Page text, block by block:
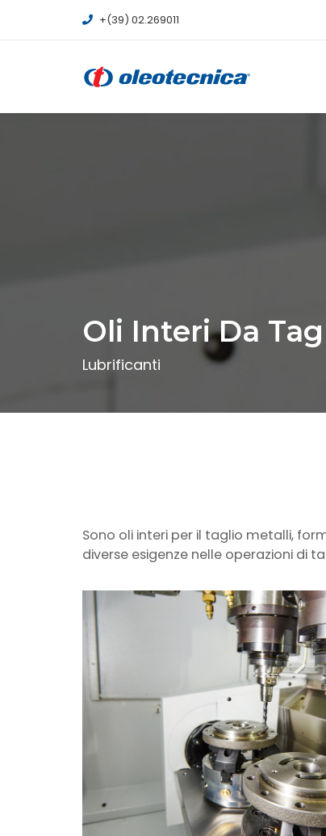
+(39) 02.269011
Oli Interi Da
Lubrificanti
Sono oli interi per il taglio metalli,
diverse esigenze nelle operazioni di